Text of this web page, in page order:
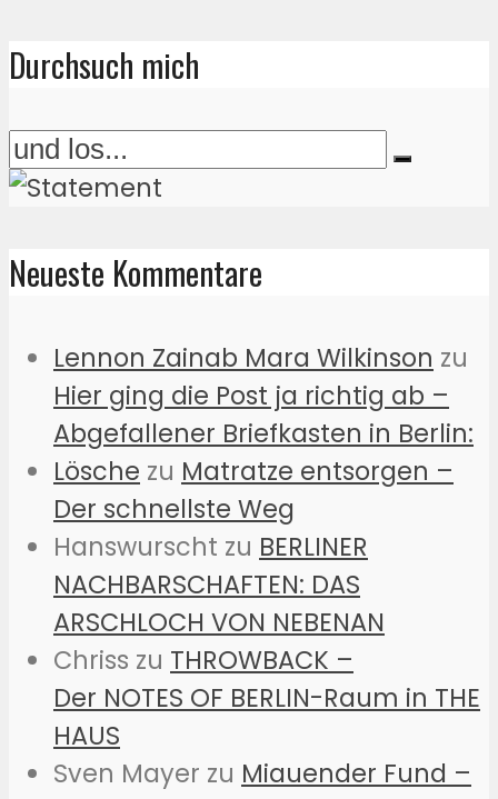
Durchsuch mich
Neueste Kommentare
Lennon Zainab Mara Wilkinson zu
Hier ging die Post ja richtig ab –
Abgefallener Briefkasten in Berlin:
Lösche zu Matratze entsorgen –
Der schnellste Weg
Hanswurscht zu BERLINER
NACHBARSCHAFTEN: DAS
ARSCHLOCH VON NEBENAN
Chriss zu THROWBACK –
Der NOTES OF BERLIN-Raum in THE
HAUS
Sven Mayer zu Miauender Fund –